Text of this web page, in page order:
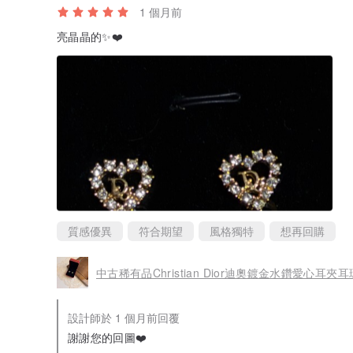
1 個月前
亮晶晶的✨❤️
質感優異 符合期望 風格獨特 想再回購
中古稀有品Christian Dior迪奧鍍金水鑽愛心耳夾耳
設計師於 1 個月前回覆
謝謝您的回圖❤️